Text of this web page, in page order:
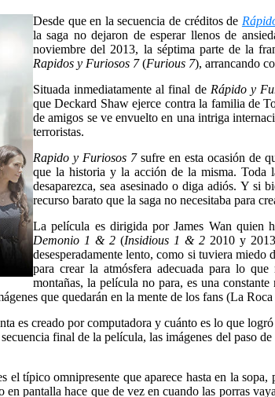
Desde que en la secuencia de créditos de
la saga no dejaron de esperar llenos de
noviembre del 2013, la séptima parte de la
Rapidos y Furiosos 7(Furious 7), arrancando
Situada inmediatamente al final de Rápido y
que Deckard Shaw ejerce contra la familia de
de amigos se ve envuelto en una intriga
terroristas.
Rapido y Furiosos 7sufre en esta ocasión de
que la historia y la acción de la misma. Toda
desaparezca, sea asesinado o diga adiós. Y si
recurso barato que la saga no necesitaba para
La película es dirigida por James Wan quien
Demonio 1 & 2 (Insidious 1 & 2 2010 y
desesperadamente lento, como si tuviera
para crear la atmósfera adecuada para lo
montañas, la película no para, es una
que quedarán en la mente de los fans (La
es creado por computadora y cuánto es lo que
final de la película, las imágenes del paso
típico omnipresente que aparece hasta en la
pantalla hace que de vez en cuando las porras